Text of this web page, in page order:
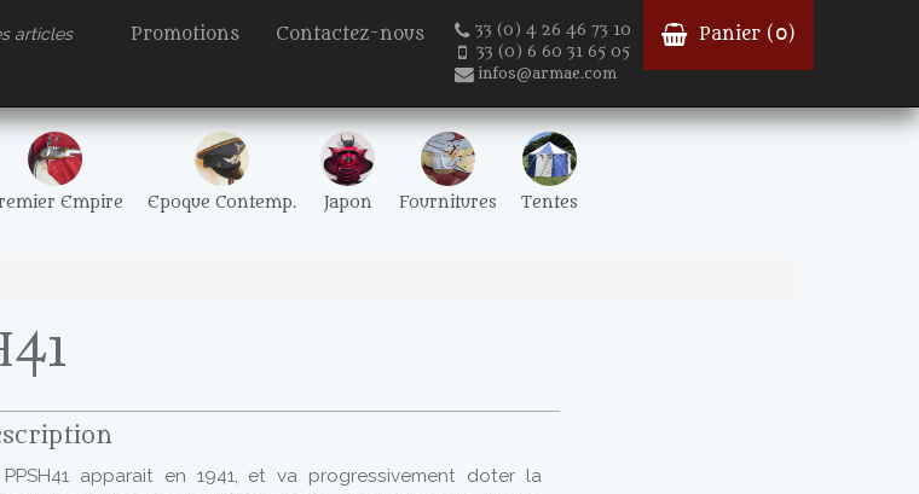
Promotions Contactez-nous
33 (0) 4 26 46 73 10
33 (0) 6 60 31 65 05
infos@armae.com
Panier ( 0)
Empire Epoque Contemp. Japon Fournitures Tentes
apparait en 1941, et va progressivement doter la